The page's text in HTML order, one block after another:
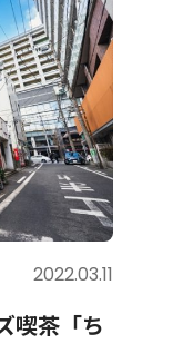
2022.03.11
喫茶「ち